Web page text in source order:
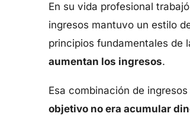
En su vida profesional
ingresos mantuvo un estilo
principios fundamentales de
aumentan los ingresos.
Esa combinación de
objetivo no era acumular